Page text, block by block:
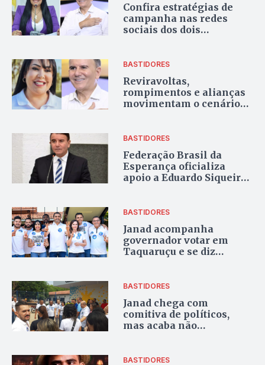
Confira estratégias de
campanha nas redes
sociais dos dois
BASTIDORES
Reviravoltas,
rompimentos e alianças
movimentam o cenário
BASTIDORES
Federação Brasil da
Esperança oficializa
apoio a Eduardo Siqueira
BASTIDORES
Janad acompanha
governador votar em
Taquaruçu e se diz
BASTIDORES
Janad chega com
comitiva de políticos,
mas acaba não
BASTIDORES